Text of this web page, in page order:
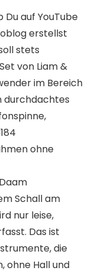
Du auf YouTube
erstellst
stets
von Liam &
im Bereich
durchdachtes
ohne
Schall am
nur leise,
Das ist
die
ohne Hall und